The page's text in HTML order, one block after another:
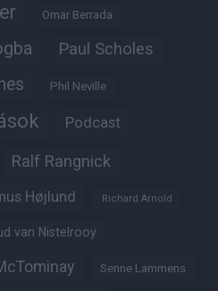
Omar Berrada
Paul Scholes
Phil Neville
Podcast
Ralf Rangnick
Højlund Richard Arnold
van Nistelrooy
Senne Lammens